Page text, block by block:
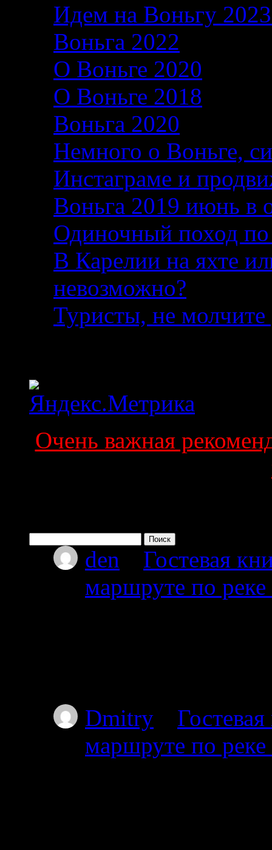
Идем на Воньгу
Воньга 2022
О Воньге 2020
О Воньге 2018
Воньга 2020
Немного о Воньге,
Инстаграме и
Воньга 2019 июнь в
Одиночный поход
В Карелии на яхте
невозможно?
Туристы, не
Очень важная
den
Гостевая
маршруте по
Dmitry
маршруте по